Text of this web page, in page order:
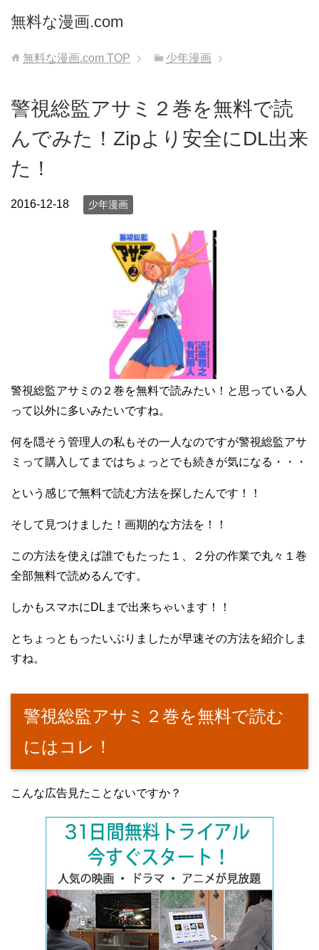
無料な漫画.com
無料な漫画.com TOP 少年漫画
警視総監アサミ２巻を無料で読
んでみた！Zipより安全にDL出来
た！
2016-12-18 少年漫画
警視総監アサミの２巻を無料で読みたい！と思っている人
って以外に多いみたいですね。
何を隠そう管理人の私もその一人なのですが警視総監アサ
ミって購入してまではちょっとでも続きが気になる・・・
という感じで無料で読む方法を探したんです！！
そして見つけました！画期的な方法を！！
この方法を使えば誰でもたった１、２分の作業で丸々１巻
全部無料で読めるんです。
しかもスマホにDLまで出来ちゃいます！！
とちょっともったいぶりましたが早速その方法を紹介しま
すね。
警視総監アサミ２巻を無料で読む
にはコレ！
こんな広告見たことないですか？